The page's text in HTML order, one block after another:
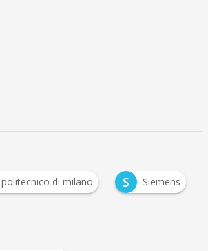
politecnico di milano S Siemens